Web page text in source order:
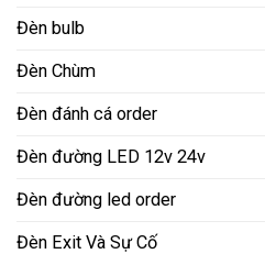
Đèn bulb
Đèn Chùm
Đèn đánh cá order
Đèn đường LED 12v 24v
Đèn đường led order
Đèn Exit Và Sự Cố